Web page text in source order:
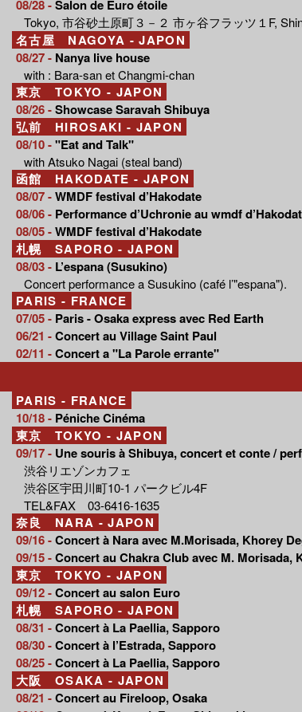
08/28 -Salon de Euro étoile
Tokyo, 市谷砂土原町３－２ 市ヶ谷フラッツ１F,
名古屋 NAGOYA - JAPON
08/27 - Nanya live house
with : Bara-san et Changmi-chan
東京 TOKYO - JAPON
08/26 -Showcase Saravah Shibuya
弘前 HIROSAKI - JAPON
08/10 -"Eat and Talk"
with Atsuko Nagai (steal band)
函館 HAKODATE - JAPON
08/07 -WMDF festival d’Hakodate
08/06 - Performance d’Uchronie au wmdf
08/05 -WMDF festival d’Hakodate
札幌 SAPORO - JAPON
08/03 - L’espana (Susukino)
Concert performance a Susukino (café l’"espana").
PARIS - FRANCE
07/05 - Paris - Osaka express avec Red Earth
06/21 -Concert au Village Saint Paul
02/11 -Concert a "La Parole errante"
PARIS - FRANCE
10/18 - Péniche Cinéma
東京 TOKYO - JAPON
09/17 - Une souris à Shibuya, concert et conte /
渋谷リエゾンカフェ
渋谷区宇田川町10-1 パークビル4F
TEL&FAX 03-6416-1635
奈良 NARA - JAPON
09/16 -Concert à Nara avec M.Morisada, Khorey
09/15 -Concert au Chakra Club avec M. Morisada,
東京 TOKYO - JAPON
09/12 -Concert au salon Euro
札幌 SAPORO - JAPON
08/31 -Concert à La Paellia, Sapporo
08/30 -Concert à l’Estrada, Sapporo
08/25 -Concert à La Paellia, Sapporo
大阪 OSAKA - JAPON
08/21 -Concert au Fireloop, Osaka